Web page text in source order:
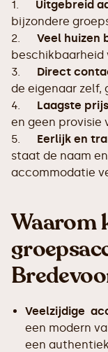
1. Uitgebreid
bijzondere
2. Veel huizen
beschikbaarheid
3. Direct
de eigenaar zelf,
4. Laagste
en geen provisie
5. Eerlijk en
staat de naam
accommodatie
Waarom
Veelzijdige
een modern
een